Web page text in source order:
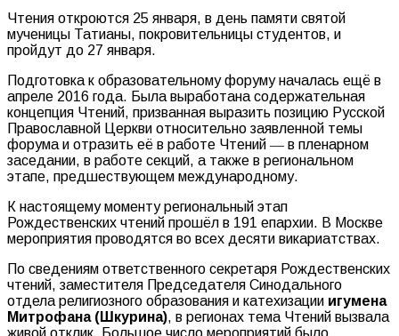
Чтения откроются 25 января, в день памяти святой
мученицы Татианы, покровительницы студентов, и
пройдут до 27 января.
Подготовка к образовательному форуму началась ещё в
апреле 2016 года. Была выработана содержательная
концепция Чтений, призванная выразить позицию Русской
Православной Церкви относительно заявленной темы
форума и отразить её в работе Чтений ― в пленарном
заседании, в работе секций, а также в региональном
этапе, предшествующем международному.
К настоящему моменту региональный этап
Рождественских чтений прошёл в 191 епархии. В Москве
мероприятия проводятся во всех десяти викариатствах.
По сведениям ответственного секретаря Рождественских
чтений, заместителя Председателя Синодального
отдела религиозного образования и катехизации игумена
Митрофана (Шкурина), в регионах тема Чтений вызвала
живой отклик. Большое число мероприятий было